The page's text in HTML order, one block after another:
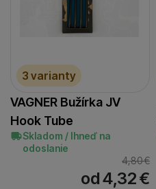
3 varianty
VAGNER Bužírka JV
Hook Tube
Skladom / Ihneď na
odoslanie
4,80€
od 4,32€